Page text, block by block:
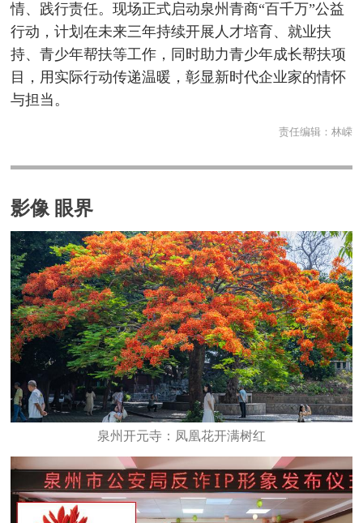
情、践行责任。现场正式启动泉州青商“百千万”公益
行动，计划在未来三年持续开展人才培育、就业扶
持、青少年帮扶等工作，同时助力青少年成长帮扶项
目，用实际行动传递温暖，彰显新时代企业家的情怀
与担当。
责任编辑： 林嵘
影像 眼界
泉州开元寺：凤凰花开满树红